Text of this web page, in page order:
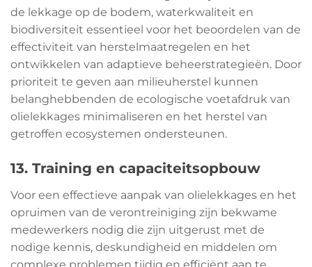
de lekkage op de bodem, waterkwaliteit en
biodiversiteit essentieel voor het beoordelen van de
effectiviteit van herstelmaatregelen en het
ontwikkelen van adaptieve beheerstrategieën. Door
prioriteit te geven aan milieuherstel kunnen
belanghebbenden de ecologische voetafdruk van
olielekkages minimaliseren en het herstel van
getroffen ecosystemen ondersteunen.
13. Training en capaciteitsopbouw
Voor een effectieve aanpak van olielekkages en het
opruimen van de verontreiniging zijn bekwame
medewerkers nodig die zijn uitgerust met de
nodige kennis, deskundigheid en middelen om